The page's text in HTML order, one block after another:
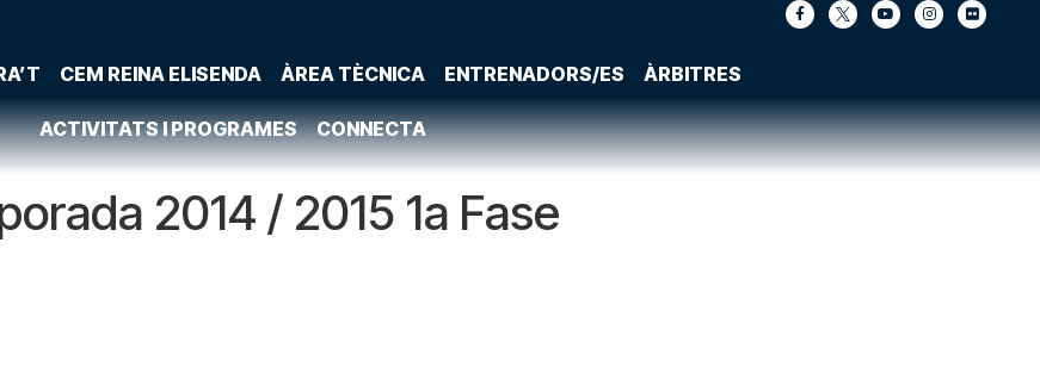
CEM REINA ELISENDA ÀREA TÈCNICA ENTRENADORS/ES ÀRBITRES
ACTIVITATS I PROGRAMES CONNECTA
2014 / 2015 1a Fase